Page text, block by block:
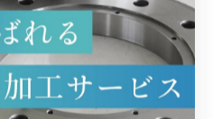
多くなります。
料の指定変更、納期の調整
業者と一緒に検討する姿勢
精度を用途に応じて調整で